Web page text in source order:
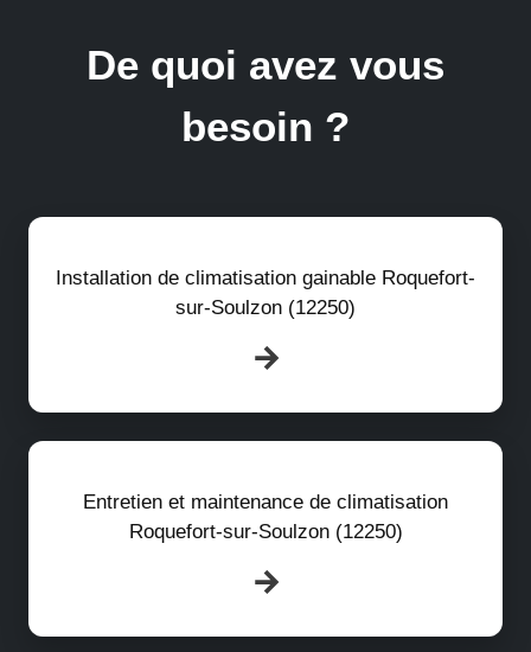
De quoi avez vous
besoin ?
Installation de climatisation gainable Roquefort-
sur-Soulzon (12250)
Entretien et maintenance de climatisation
Roquefort-sur-Soulzon (12250)